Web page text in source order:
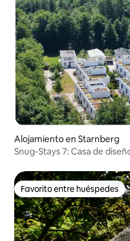
Alojamiento en Starnberg
Snug-Stays 7: Casa de
Favorito entre huéspedes
Favorito entre huéspedes